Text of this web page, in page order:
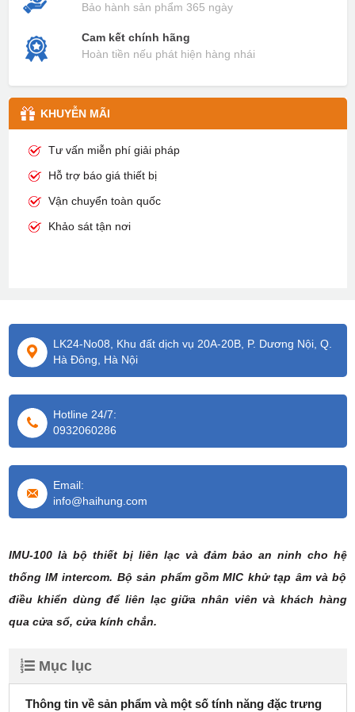
Bảo hành sản phẩm 365 ngày
Cam kết chính hãng
Hoàn tiền nếu phát hiện hàng nhái
KHUYỄN MÃI
Tư vấn miễn phí giải pháp
Hỗ trợ báo giá thiết bị
Vận chuyển toàn quốc
Khảo sát tận nơi
LK24-No08, Khu đất dịch vụ 20A-20B, P. Dương Nội, Q.
Hà Đông, Hà Nội
Hotline 24/7:
0932060286
Email:
info@haihung.com
IMU-100 là bộ thiết bị liên lạc và đảm bảo an ninh cho hệ
thống IM intercom. Bộ sản phẩm gồm MIC khử tạp âm và bộ
điều khiển dùng để liên lạc giữa nhân viên và khách hàng
qua cửa sổ, cửa kính chắn.
Mục lục
Thông tin về sản phẩm và một số tính năng đặc trưng